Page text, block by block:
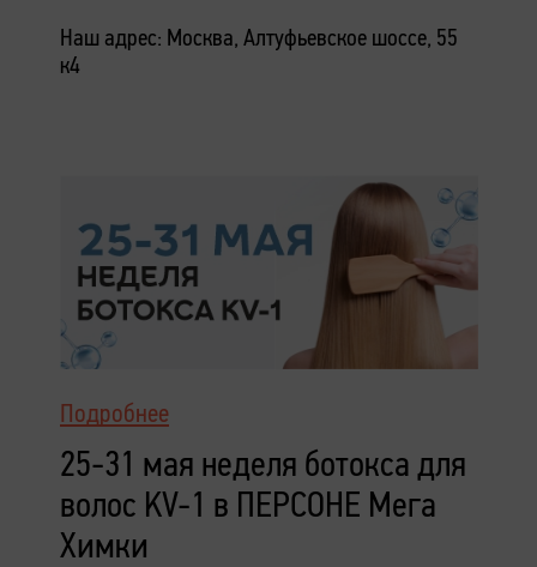
Наш адрес: Москва, Алтуфьевское шоссе, 55
к4
Подробнее
25-31 мая неделя ботокса для
волос KV-1 в ПЕРСОНЕ Мега
Химки